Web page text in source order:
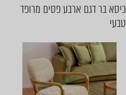
כיסא בר דגם ארבע פסים מרופד
טבעי